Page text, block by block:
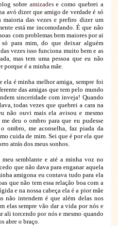
sobre amizadese como quebrei a
avó dizer que amigo de verdade é só
maioria das vezes e prefiro dizer um
está me incomodando. É que não
com problemas bem maiores por ai
para mim, do que deixar alguém
vezes isso funciona muito bem e as
mas tem uma pessoa que eu não
porque é a minha mãe.
ela é minha melhor amiga, sempre foi
das amigas que tem pelo mundo
sinceridade com inveja! Quando
todas vezes que quebrei a cara na
não ouvi mais ela avisou e mesmo
deu o ombro para que eu pudesse
ombro, me aconselha, faz piada da
cuida de mim. Sei que é por ela que
atrás dos meus sonhos.
semblante e até a minha voz no
que não dava para enganar aquela
amigona eu contava tudo para ela
que não tem essa relação boa com a
e na nossa cabeça ela é a pior mãe
não intendem é que além delas nos
elas sempre vão dar a vida por nós e
ali torcendo por nós e mesmo quando
abre o braço.